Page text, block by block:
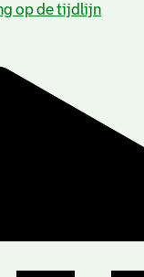
op de tijdlijn